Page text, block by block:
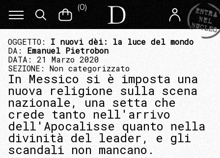
(0)
OGGETTO: I nuovi dèi: la luce del mondo
DA: Emanuel Pietrobon
DATA: 21 Marzo 2020
SEZIONE: Non categorizzato
In Messico si è imposta una
nuova religione sulla scena
nazionale, una setta che
crede tanto nell'arrivo
dell'Apocalisse quanto nella
divinità del leader, e gli
scandali non mancano.